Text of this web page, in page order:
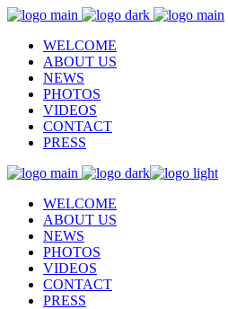
WELCOME
ABOUT US
NEWS
PHOTOS
VIDEOS
CONTACT
PRESS
WELCOME
ABOUT US
NEWS
PHOTOS
VIDEOS
CONTACT
PRESS